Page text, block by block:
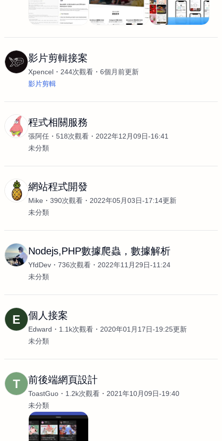
影片剪輯接案
Xpencel 244次觀看
6個月前更新
影片剪輯
程式相關服務
張阿任 518次觀看
2022年12月09日-16:41
未分類
網站程式開發
Mike 390次觀看
2022年05月03日-17:14更新
未分類
Nodejs,PHP數據爬蟲，數據解析
YfdDev 736次觀看
2022年11月29日-11:24
未分類
E 個人接案
Edward 1.1k次觀看
2020年01月17日-19:25更新
未分類
T 前後端網頁設計
ToastGuo 1.2k次觀看
2021年10月09日-19:40
未分類